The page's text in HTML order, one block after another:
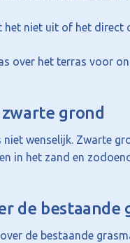
niet uit of het direct
over het terras voor
grond
wenselijk. Zwarte
in het zand en
de bestaande
de bestaande